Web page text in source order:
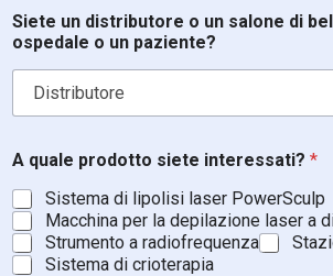
t
o
T
e
e
o
Siete un distributore o un salone di
ospedale o un paziente?
A quale prodotto siete interessati? *
Sistema di lipolisi laser PowerSculp
Macchina per la depilazione laser a
Strumento a radiofrequenza
Sistema di crioterapia